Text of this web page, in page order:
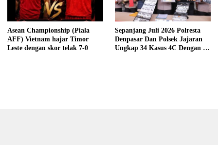
Asean Championship (Piala
AFF) Vietnam hajar Timor
Leste dengan skor telak 7-0
Sepanjang Juli 2026 Polresta
Denpasar Dan Polsek Jajaran
Ungkap 34 Kasus 4C Dengan 42